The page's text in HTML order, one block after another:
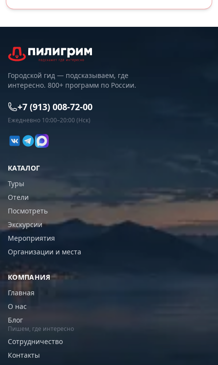
Городской гид — подсказываем, где
интересно. 800+ программ по России.
+7 (913) 008-72-00
Ежедневно 10:00–20:00 (Нск)
КАТАЛОГ
Туры
Отели
Посмотреть
Экскурсии
Мероприятия
Организации и места
КОМПАНИЯ
Главная
О нас
Блог
Пишем, где интересно
Сотрудничество
Контакты